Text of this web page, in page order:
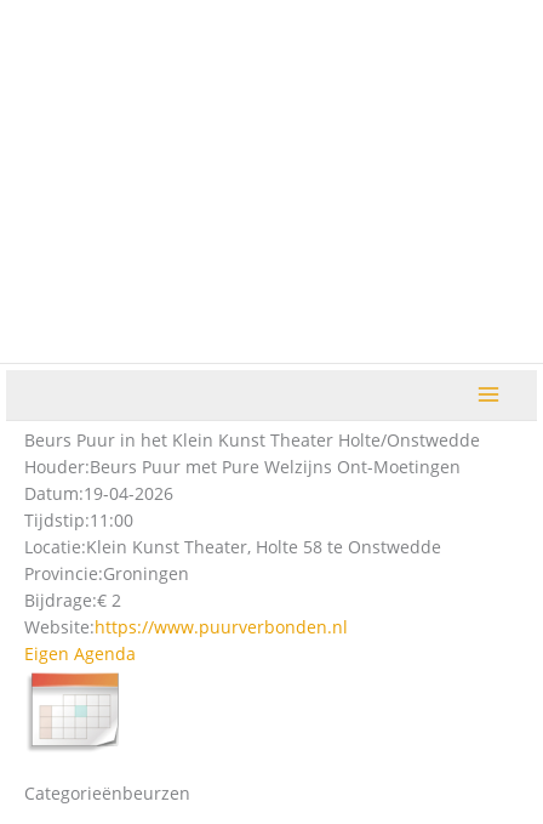
Beurs Puur in het Klein Kunst Theater Holte/Onstwedde
Houder:Beurs Puur met Pure Welzijns Ont-Moetingen
Datum:19-04-2026
Tijdstip:11:00
Locatie:Klein Kunst Theater, Holte 58 te Onstwedde
Provincie:Groningen
Bijdrage:€ 2
Website:https://www.puurverbonden.nl
Eigen Agenda
Categorieënbeurzen